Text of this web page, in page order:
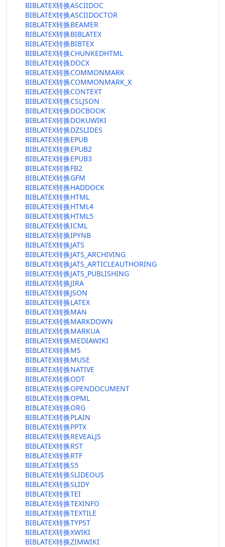
BIBLATEX转换ASCIIDOC
BIBLATEX转换ASCIIDOCTOR
BIBLATEX转换BEAMER
BIBLATEX转换BIBLATEX
BIBLATEX转换BIBTEX
BIBLATEX转换CHUNKEDHTML
BIBLATEX转换DOCX
BIBLATEX转换COMMONMARK
BIBLATEX转换COMMONMARK_X
BIBLATEX转换CONTEXT
BIBLATEX转换CSLJSON
BIBLATEX转换DOCBOOK
BIBLATEX转换DOKUWIKI
BIBLATEX转换DZSLIDES
BIBLATEX转换EPUB
BIBLATEX转换EPUB2
BIBLATEX转换EPUB3
BIBLATEX转换FB2
BIBLATEX转换GFM
BIBLATEX转换HADDOCK
BIBLATEX转换HTML
BIBLATEX转换HTML4
BIBLATEX转换HTML5
BIBLATEX转换ICML
BIBLATEX转换IPYNB
BIBLATEX转换JATS
BIBLATEX转换JATS_ARCHIVING
BIBLATEX转换JATS_ARTICLEAUTHORING
BIBLATEX转换JATS_PUBLISHING
BIBLATEX转换JIRA
BIBLATEX转换JSON
BIBLATEX转换LATEX
BIBLATEX转换MAN
BIBLATEX转换MARKDOWN
BIBLATEX转换MARKUA
BIBLATEX转换MEDIAWIKI
BIBLATEX转换MS
BIBLATEX转换MUSE
BIBLATEX转换NATIVE
BIBLATEX转换ODT
BIBLATEX转换OPENDOCUMENT
BIBLATEX转换OPML
BIBLATEX转换ORG
BIBLATEX转换PLAIN
BIBLATEX转换PPTX
BIBLATEX转换REVEALJS
BIBLATEX转换RST
BIBLATEX转换RTF
BIBLATEX转换S5
BIBLATEX转换SLIDEOUS
BIBLATEX转换SLIDY
BIBLATEX转换TEI
BIBLATEX转换TEXINFO
BIBLATEX转换TEXTILE
BIBLATEX转换TYPST
BIBLATEX转换XWIKI
BIBLATEX转换ZIMWIKI